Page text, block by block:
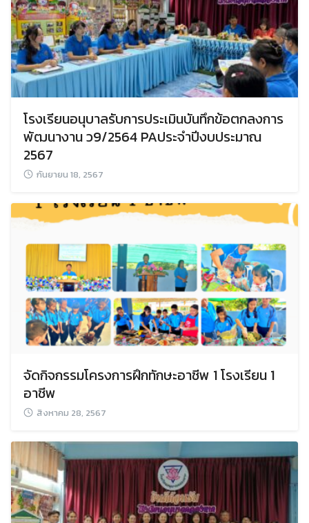
โรงเรียนอนุบาลรับการประเมินบันทึกข้อตกลงการ
พัฒนางาน ว9/2564 PAประจำปีงบประมาณ
2567
กันยายน 18, 2567
จัดกิจกรรมโครงการฝึกทักษะอาชีพ 1 โรงเรียน 1
อาชีพ
สิงหาคม 28, 2567